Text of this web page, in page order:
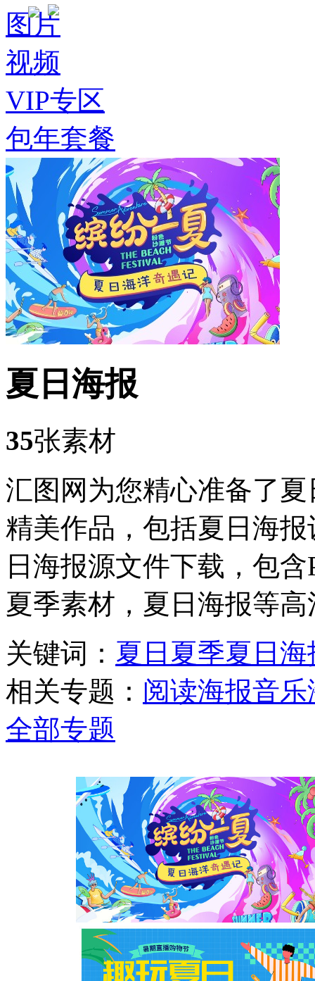
图片
视频
VIP专区
包年套餐
夏日海报
35张素材
汇图网为您精心准备了
精美作品，包括夏日海
日海报源文件下载，包
夏季素材，夏日海报等
关键词： 夏日 夏季夏日海
相关专题： 阅读海报音乐
全部专题